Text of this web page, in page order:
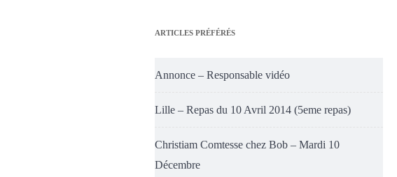
ARTICLES PRÉFÉRÉS
Annonce – Responsable vidéo
Lille – Repas du 10 Avril 2014 (5eme repas)
Christiam Comtesse chez Bob – Mardi 10
Décembre